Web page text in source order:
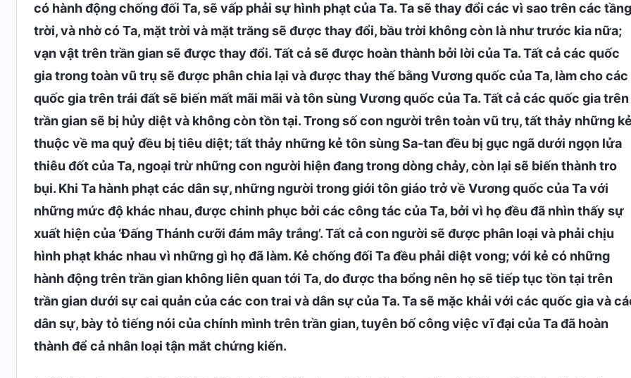
có hành động chống đối Ta, sẽ vấp phải sự hình phạt của Ta. Ta sẽ thay đổi các vì sao trên các tầng
trời, và nhờ có Ta, mặt trời và mặt trăng sẽ được thay đổi, bầu trời không còn là như trước kia nữa;
vạn vật trên trần gian sẽ được thay đổi. Tất cả sẽ được hoàn thành bởi lời của Ta. Tất cả các quốc
gia trong toàn vũ trụ sẽ được phân chia lại và được thay thế bằng Vương quốc của Ta, làm cho các
quốc gia trên trái đất sẽ biến mất mãi mãi và tôn sùng Vương quốc của Ta. Tất cả các quốc gia trên
trần gian sẽ bị hủy diệt và không còn tồn tại. Trong số con người trên toàn vũ trụ, tất thảy những
thuộc về ma quỷ đều bị tiêu diệt; tất thảy những kẻ tôn sùng Sa-tan đều bị gục ngã dưới ngọn lửa
thiêu đốt của Ta, ngoại trừ những con người hiện đang trong dòng chảy, còn lại sẽ biến thành tro
bụi. Khi Ta hành phạt các dân sự, những người trong giới tôn giáo trở về Vương quốc của Ta với
những mức độ khác nhau, được chinh phục bởi các công tác của Ta, bởi vì họ đều đã nhìn thấy sự
xuất hiện của ‘Đấng Thánh cưỡi đám mây trắng’. Tất cả con người sẽ được phân loại và phải chịu
hình phạt khác nhau vì những gì họ đã làm. Kẻ chống đối Ta đều phải diệt vong; với kẻ có những
hành động trên trần gian không liên quan tới Ta, do được tha bổng nên họ sẽ tiếp tục tồn tại trên
trần gian dưới sự cai quản của các con trai và dân sự của Ta. Ta sẽ mặc khải với các quốc gia và
dân sự, bày tỏ tiếng nói của chính mình trên trần gian, tuyên bố công việc vĩ đại của Ta đã hoàn
thành để cả nhân loại tận mắt chứng kiến.